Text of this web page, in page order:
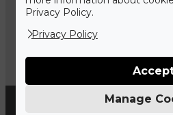
FIZETÉS
A biztonságos online fizetést a
Privacy Policy.
Privacy Policy
Manage